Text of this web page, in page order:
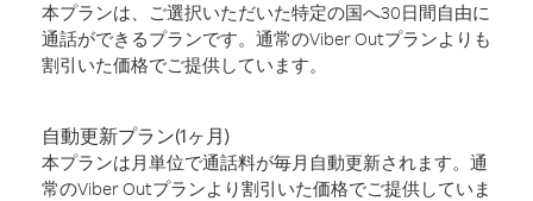
本プランは、ご選択いただいた特定の国へ30日間自由に
通話ができるプランです。通常のViber Outプランよりも
割引いた価格でご提供しています。
自動更新プラン(1ヶ月)
本プランは月単位で通話料が毎月自動更新されます。通
常のViber Outプランより割引いた価格でご提供していま